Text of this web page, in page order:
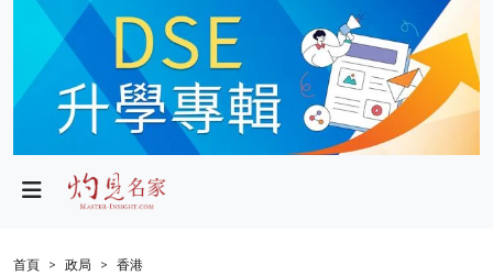
政局
財經
首頁 政局
香港